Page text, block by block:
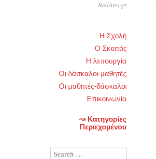
BadArts.gr
Η Σχολή
Ο Σκοπός
Η λειτουργία
Οι δάσκαλοι-μαθητές
Οι μαθητές-δάσκαλοι
Επικοινωνία
↝ Κατηγορίες
Περιεχομένου